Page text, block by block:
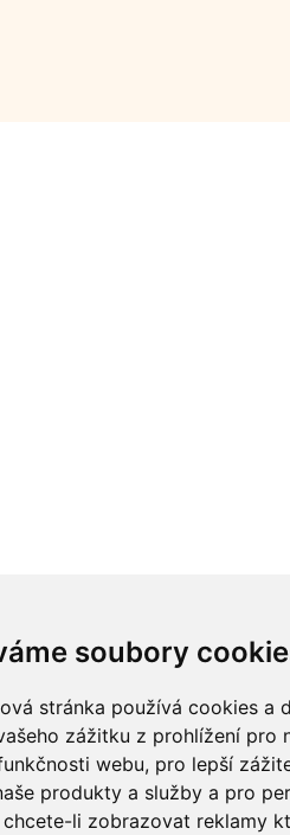
soubory
stránka používá cookies a
zážitku z prohlížení pro
webu, pro lepší
produkty a služby a pro
chcete-li zobrazovat reklamy
informaci? Chcete
Martina Chalupu: